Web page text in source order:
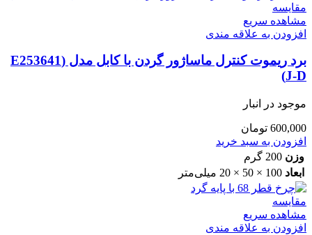
مقایسه
مشاهده سریع
افزودن به علاقه مندی
برد ریموت کنترل ماساژور گردن با کابل مدل (E253641
J-D)
موجود در انبار
600,000 تومان
افزودن به سبد خرید
وزن 200 گرم
ابعاد 100 × 50 × 20 میلی‌متر
مقایسه
مشاهده سریع
افزودن به علاقه مندی